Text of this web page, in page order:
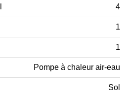
4
1
1
Pompe à chaleur air-eau
Sol